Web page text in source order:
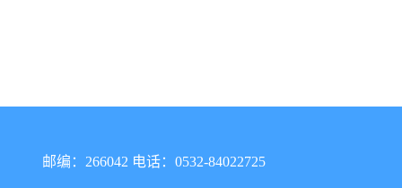
邮编：266042 电话：0532-84022725